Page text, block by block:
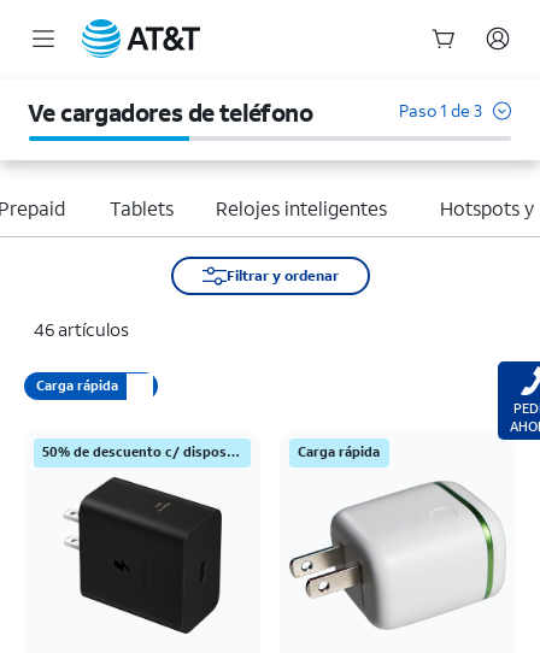
Ve cargadores de teléfono Paso 1 de 3
Tablets Relojes inteligentes Hotspots y
Filtrar y ordenar
46 artículos
Carga rápida
50% de descuento c/ dispositivo Samsung Carga rápida